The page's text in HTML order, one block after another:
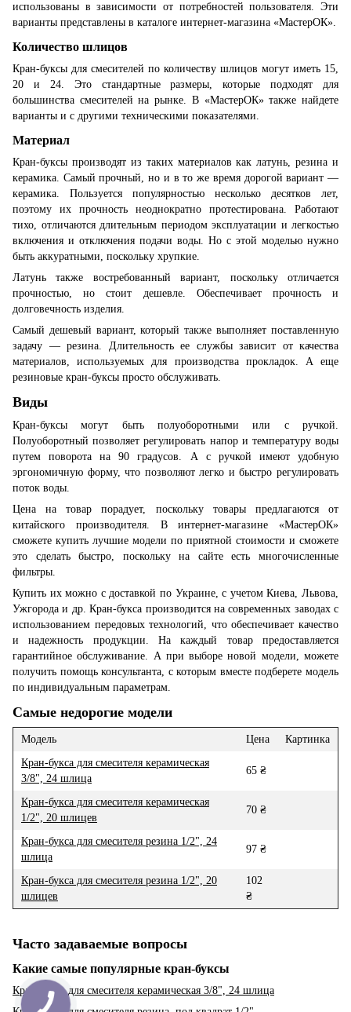
использованы в зависимости от потребностей пользователя. Эти
варианты представлены в каталоге интернет-магазина «МастерОК».
Количество шлицов
Кран-буксы для смесителей по количеству шлицов могут иметь 15,
20 и 24. Это стандартные размеры, которые подходят для
большинства смесителей на рынке. В «МастерОК» также найдете
варианты и с другими техническими показателями.
Материал
Кран-буксы производят из таких материалов как латунь, резина и
керамика. Самый прочный, но и в то же время дорогой вариант —
керамика. Пользуется популярностью несколько десятков лет,
поэтому их прочность неоднократно протестирована. Работают
тихо, отличаются длительным периодом эксплуатации и легкостью
включения и отключения подачи воды. Но с этой моделью нужно
быть аккуратными, поскольку хрупкие.
Латунь также востребованный вариант, поскольку отличается
прочностью, но стоит дешевле. Обеспечивает прочность и
долговечность изделия.
Самый дешевый вариант, который также выполняет поставленную
задачу — резина. Длительность ее службы зависит от качества
материалов, используемых для производства прокладок. А еще
резиновые кран-буксы просто обслуживать.
Виды
Кран-буксы могут быть полуоборотными или с ручкой.
Полуоборотный позволяет регулировать напор и температуру воды
путем поворота на 90 градусов. А с ручкой имеют удобную
эргономичную форму, что позволяют легко и быстро регулировать
поток воды.
Цена на товар порадует, поскольку товары предлагаются от
китайского производителя. В интернет-магазине «МастерОК»
сможете купить лучшие модели по приятной стоимости и сможете
это сделать быстро, поскольку на сайте есть многочисленные
фильтры.
Купить их можно с доставкой по Украине, с учетом Киева, Львова,
Ужгорода и др. Кран-букса производится на современных заводах с
использованием передовых технологий, что обеспечивает качество
и надежность продукции. На каждый товар предоставляется
гарантийное обслуживание. А при выборе новой модели, можете
получить помощь консультанта, с которым вместе подберете модель
по индивидуальным параметрам.
Самые недорогие модели
Модель Цена
Картинка
Кран-букса для смесителя керамическая
3/8", 24 шлица
65 ₴
Кран-букса для смесителя керамическая
1/2", 20 шлицев
70 ₴
Кран-букса для смесителя резина 1/2", 24
шлица
97 ₴
Кран-букса для смесителя резина 1/2", 20
шлицев
102
₴
Часто задаваемые вопросы
Какие самые популярные кран-буксы
Кран-букса для смесителя керамическая 3/8", 24 шлица